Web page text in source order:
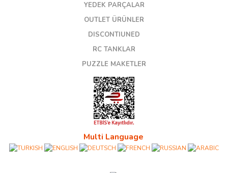
YEDEK PARÇALAR
OUTLET ÜRÜNLER
DISCONTIUNED
RC TANKLAR
PUZZLE MAKETLER
Multi Language